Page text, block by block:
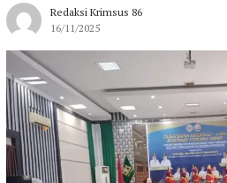
Redaksi Krimsus 86
16/11/2025